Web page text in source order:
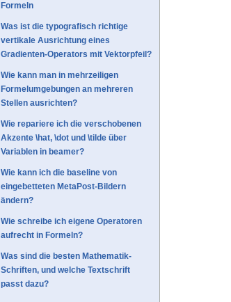
Formeln
Was ist die typografisch richtige
vertikale Ausrichtung eines
Gradienten-Operators mit Vektorpfeil?
Wie kann man in mehrzeiligen
Formelumgebungen an mehreren
Stellen ausrichten?
Wie repariere ich die verschobenen
Akzente \hat, \dot und \tilde über
Variablen in beamer?
Wie kann ich die baseline von
eingebetteten MetaPost-Bildern
ändern?
Wie schreibe ich eigene Operatoren
aufrecht in Formeln?
Was sind die besten Mathematik-
Schriften, und welche Textschrift
passt dazu?